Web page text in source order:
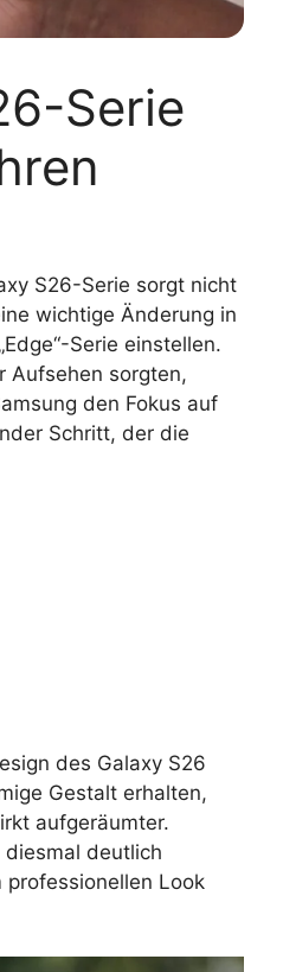
Serie
S26-Serie sorgt nicht
wichtige Änderung in
Serie einstellen.
Aufsehen sorgten,
den Fokus auf
Schritt, der die
des Galaxy S26
Gestalt erhalten,
aufgeräumter.
deutlich
professionellen Look